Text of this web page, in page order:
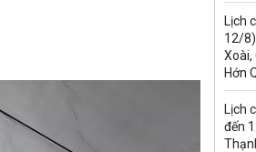
Lịch
12/
Xoài,
Hớn
Lịch
đến